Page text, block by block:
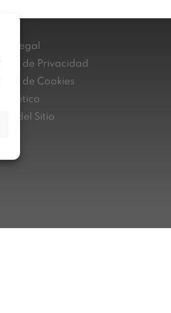
Legal
de Privacidad
de Cookies
ético
del Sitio